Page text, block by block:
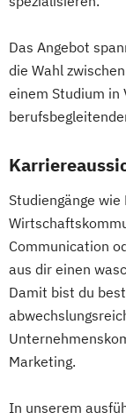
Das Angebot
die Wahl
einem Studium in
Studiengänge
Communication
aus dir einen
Damit bist du
Marketing.
In unserem